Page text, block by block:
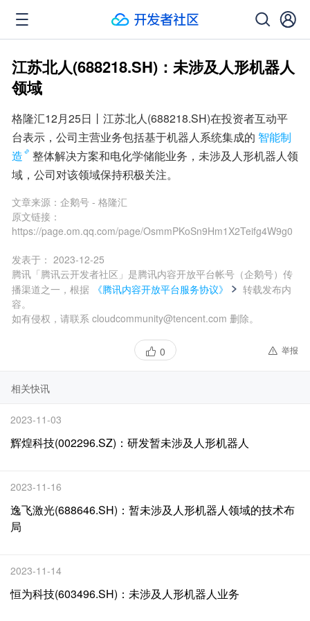
江苏北人(688218.SH)：未涉及人形机器人
领域
格隆汇12月25日丨江苏北人(688218.SH)在投资者互动平
台表示，公司主营业务包括基于机器人系统集成的 智能制
造
整体解决方案和电化学储能业务，未涉及人形机器人领
域，公司对该领域保持积极关注。
文章来源： 企鹅号 - 格隆汇
原文链接：
https://page.om.qq.com/page/OsmmPKoSn9Hm1X2Teifg4W9g0
发表于： 2023-12-25
腾讯「腾讯云开发者社区」是腾讯内容开放平台帐号（企鹅号）传
播渠道之一，根据
《腾讯内容开放平台服务协议》
转载发布内
容。
如有侵权，请联系 cloudcommunity@tencent.com 删除。
0 举报
相关快讯
2023-11-03
辉煌科技(002296.SZ)：研发暂未涉及人形机器人
2023-11-16
逸飞激光(688646.SH)：暂未涉及人形机器人领域的技术布
局
2023-11-14
恒为科技(603496.SH)：未涉及人形机器人业务